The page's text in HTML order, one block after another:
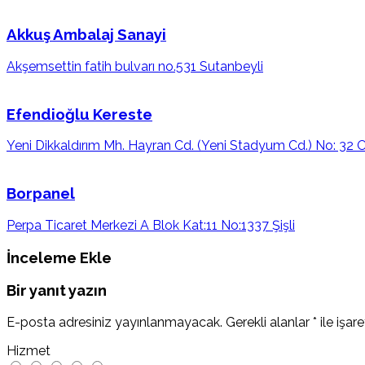
Akkuş Ambalaj Sanayi
Akşemsettin fatih bulvarı no.531 Sutanbeyli
Efendioğlu Kereste
Yeni Dikkaldırım Mh. Hayran Cd. (Yeni Stadyum Cd.) No: 32
Borpanel
Perpa Ticaret Merkezi A Blok Kat:11 No:1337 Şişli
İnceleme Ekle
Bir yanıt yazın
E-posta adresiniz yayınlanmayacak. Gerekli alanlar * ile
Hizmet